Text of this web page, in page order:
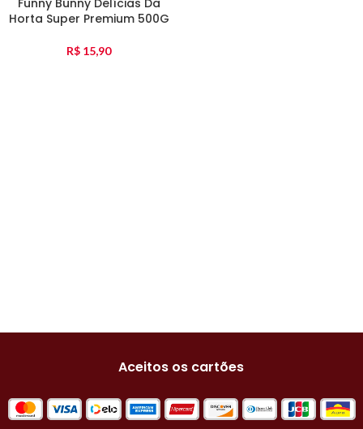
Funny Bunny Delícias Da
Horta Super Premium 500G
R$ 15,90
Aceitos os cartões